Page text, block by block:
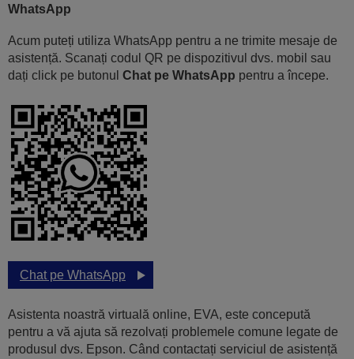
WhatsApp
Acum puteți utiliza WhatsApp pentru a ne trimite mesaje de
asistență. Scanați codul QR pe dispozitivul dvs. mobil sau
dați click pe butonul Chat pe WhatsApp pentru a începe.
Chat pe WhatsApp
Asistenta noastră virtuală online, EVA, este concepută
pentru a vă ajuta să rezolvați problemele comune legate de
produsul dvs. Epson. Când contactați serviciul de asistență